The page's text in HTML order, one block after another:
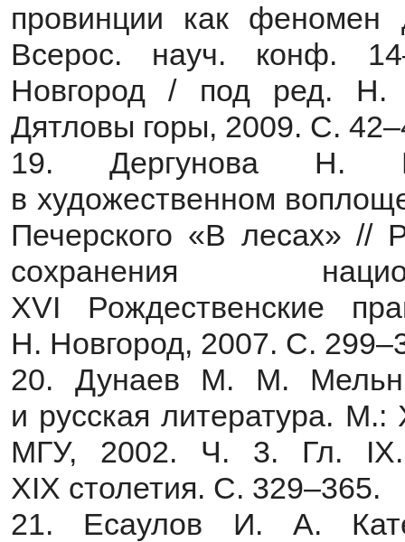
провинции как феномен
Всерос. науч. конф.
Новгород / под ред. Н.
Дятловы горы, 2009. С.
19. Дергунова Н. Г.
в художественном
Печерского «В лесах» //
сохранения
XVI Рождественские
Н. Новгород, 2007. С.
20. Дунаев М. М.
и русская литература.
МГУ, 2002. Ч. 3. Гл. IX.
XIX столетия. С. 329–365.
21. Есаулов И. А.